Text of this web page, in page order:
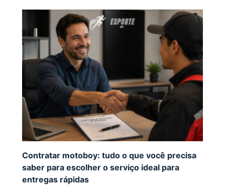
Contratar motoboy: tudo o que você precisa
saber para escolher o serviço ideal para
entregas rápidas